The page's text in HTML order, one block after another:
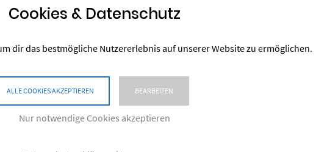
wenn Waren zu niedrigeren Umsatzsteuersätzen erworben werden
endgültig berechnet werden kann. Sie kann dabei jedoch nicht
Österreich)
zusätzliche Spesen in Höhe von € 6,00 auf der Rechnung an, sofern
Cookies & Datenschutz
dir das bestmögliche Nutzererlebnis auf unserer Website zu ermöglichen.
ALLE COOKIES AKZEPTIEREN BEARBEITEN
Nur notwendige Cookies akzeptieren